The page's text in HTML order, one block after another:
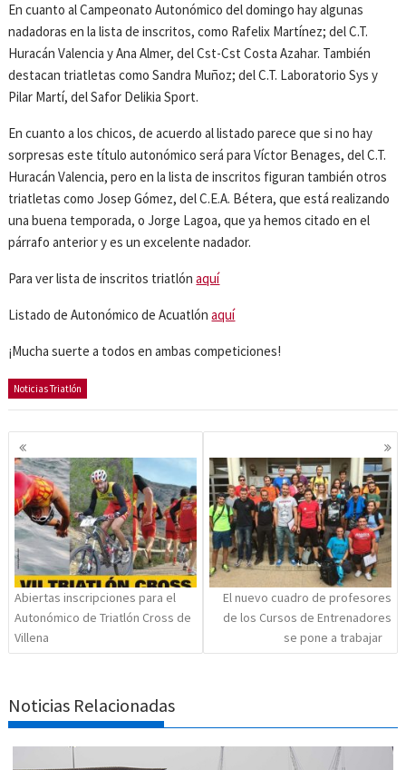
En cuanto al Campeonato Autonómico del domingo hay algunas
nadadoras en la lista de inscritos, como Rafelix Martínez; del C.T.
Huracán Valencia y Ana Almer, del Cst-Cst Costa Azahar. También
destacan triatletas como Sandra Muñoz; del C.T. Laboratorio Sys y
Pilar Martí, del Safor Delikia Sport.
En cuanto a los chicos, de acuerdo al listado parece que si no hay
sorpresas este título autonómico será para Víctor Benages, del C.T.
Huracán Valencia, pero en la lista de inscritos figuran también otros
triatletas como Josep Gómez, del C.E.A. Bétera, que está realizando
una buena temporada, o Jorge Lagoa, que ya hemos citado en el
párrafo anterior y es un excelente nadador.
Para ver lista de inscritos triatlónaquí
Listado de Autonómico de Acuatlónaquí
¡Mucha suerte a todos en ambas competiciones!
Noticias Triatlón
Navegación
de
entradas
Abiertas inscripciones para el
Autonómico de Triatlón Cross de
Villena
El nuevo cuadro de profesores
de los Cursos de Entrenadores
se pone a trabajar
Noticias Relacionadas